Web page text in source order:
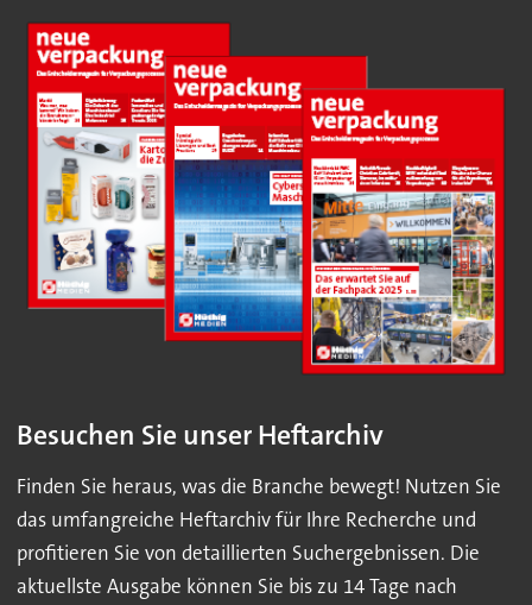
Besuchen Sie unser Heftarchiv
Finden Sie heraus, was die Branche bewegt! Nutzen Sie
das umfangreiche Heftarchiv für Ihre Recherche und
profitieren Sie von detaillierten Suchergebnissen. Die
aktuellste Ausgabe können Sie bis zu 14 Tage nach